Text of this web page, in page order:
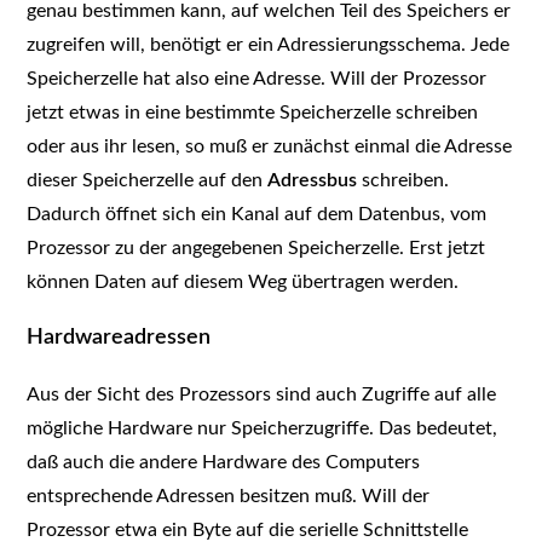
genau bestimmen kann, auf welchen Teil des Speichers er
zugreifen will, benötigt er ein Adressierungsschema. Jede
Speicherzelle hat also eine Adresse. Will der Prozessor
jetzt etwas in eine bestimmte Speicherzelle schreiben
oder aus ihr lesen, so muß er zunächst einmal die Adresse
dieser Speicherzelle auf denAdressbus schreiben.
Dadurch öffnet sich ein Kanal auf dem Datenbus, vom
Prozessor zu der angegebenen Speicherzelle. Erst jetzt
können Daten auf diesem Weg übertragen werden.
Hardwareadressen
Aus der Sicht des Prozessors sind auch Zugriffe auf alle
mögliche Hardware nur Speicherzugriffe. Das bedeutet,
daß auch die andere Hardware des Computers
entsprechende Adressen besitzen muß. Will der
Prozessor etwa ein Byte auf die serielle Schnittstelle